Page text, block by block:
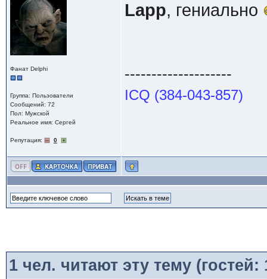
Фанат Delphi
Группа: Пользователи
Сообщений: 72
Пол: Мужской
Реальное имя: Сергей
Репутация: 0
Lapp, гениально
--------------------
ICQ (384-043-857)
1чел. читают эту тему